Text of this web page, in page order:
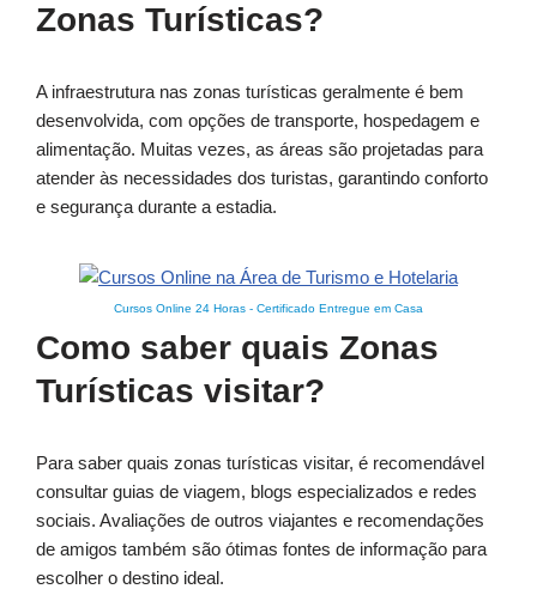
Zonas Turísticas?
A infraestrutura nas zonas turísticas geralmente é bem
desenvolvida, com opções de transporte, hospedagem e
alimentação. Muitas vezes, as áreas são projetadas para
atender às necessidades dos turistas, garantindo conforto
e segurança durante a estadia.
Cursos Online 24 Horas - Certificado Entregue em Casa
Como saber quais Zonas
Turísticas visitar?
Para saber quais zonas turísticas visitar, é recomendável
consultar guias de viagem, blogs especializados e redes
sociais. Avaliações de outros viajantes e recomendações
de amigos também são ótimas fontes de informação para
escolher o destino ideal.